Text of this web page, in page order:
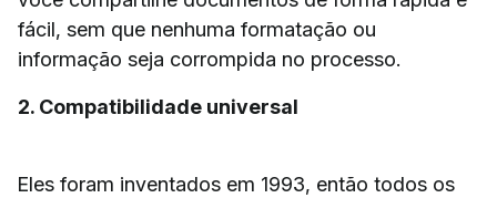
fácil, sem que nenhuma formatação ou
informação seja corrompida no processo.
2. Compatibilidade universal
Eles foram inventados em 1993, então todos os